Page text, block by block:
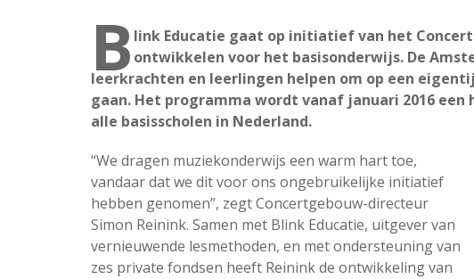
B link Educatie gaat op initiatief van het
ontwikkelen voor het basisonderwijs. De
leerkrachten en leerlingen helpen om op een
gaan. Het programma wordt vanaf januari 2016
alle basisscholen in Nederland.
“We dragen muziekonderwijs een warm hart toe,
vandaar dat we dit voor ons ongebruikelijke initiatief
hebben genomen”, zegt Concertgebouw-directeur
Simon Reinink. Samen met Blink Educatie, uitgever van
vernieuwende lesmethoden, en met ondersteuning van
zes private fondsen heeft Reinink de ontwikkeling van